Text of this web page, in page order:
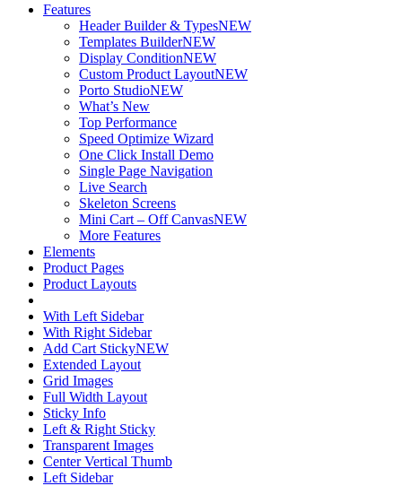
Features
Header Builder & TypesNEW
Templates BuilderNEW
Display ConditionNEW
Custom Product LayoutNEW
Porto StudioNEW
What’s New
Top Performance
Speed Optimize Wizard
One Click Install Demo
Single Page Navigation
Live Search
Skeleton Screens
Mini Cart – Off CanvasNEW
More Features
Elements
Product Pages
Product Layouts
With Left Sidebar
With Right Sidebar
Add Cart StickyNEW
Extended Layout
Grid Images
Full Width Layout
Sticky Info
Left & Right Sticky
Transparent Images
Center Vertical Thumb
Left Sidebar